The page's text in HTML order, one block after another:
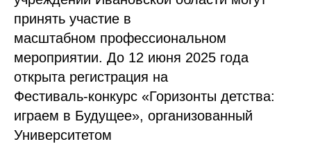
принять участие в
масштабном профессиональном
мероприятии. До 12 июня 2025 года
открыта регистрация на
Фестиваль-конкурс «Горизонты детства:
играем в Будущее», организованный
Университетом